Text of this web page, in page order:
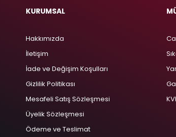
KURUMSAL
Hakkımızda
İletişim
İade ve Değişim Koşulları
Gizlilik Politikası
Mesafeli Satış Sözleşmesi
Üyelik Sözleşmesi
Ödeme ve Teslimat